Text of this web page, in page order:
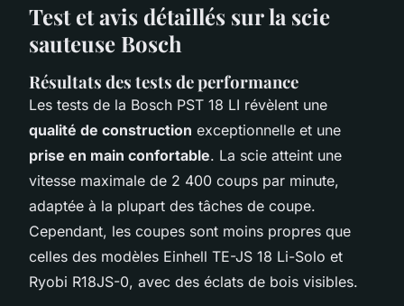
Test et avis détaillés sur la scie
sauteuse Bosch
Résultats des tests de performance
Les tests de la Bosch PST 18 LI révèlent une
qualité de construction exceptionnelle et une
prise en main confortable. La scie atteint une
vitesse maximale de 2 400 coups par minute,
adaptée à la plupart des tâches de coupe.
Cependant, les coupes sont moins propres que
celles des modèles Einhell TE-JS 18 Li-Solo et
Ryobi R18JS-0, avec des éclats de bois visibles.